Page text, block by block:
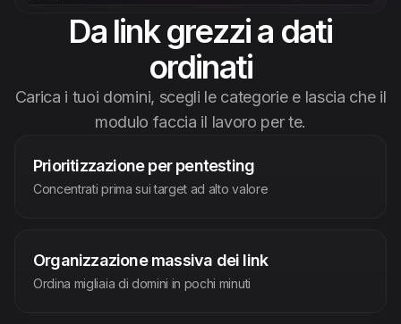
Da link grezzi a dati
ordinati
Carica i tuoi domini, scegli le categorie e lascia che il
modulo faccia il lavoro per te.
Prioritizzazione per pentesting
Concentrati prima sui target ad alto valore
Organizzazione massiva dei link
Ordina migliaia di domini in pochi minuti